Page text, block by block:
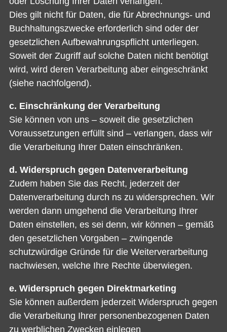
Dies gilt nicht für Daten, die für Abrechnungs- und
Buchhaltungszwecke erforderlich sind oder der
gesetzlichen Aufbewahrungspflicht unterliegen.
Soweit der Zugriff auf solche Daten nicht benötigt
wird, wird deren Verarbeitung aber eingeschränkt
(siehe nachfolgend).
c. Einschränkung der Verarbeitung
Sie können von uns – soweit die gesetzlichen
Voraussetzungen erfüllt sind – verlangen, dass wir
die Verarbeitung Ihrer Daten einschränken.
d. Widerspruch gegen Datenverarbeitung
Zudem haben Sie das Recht, jederzeit der
Datenverarbeitung durch ns zu widersprechen. Wir
werden dann umgehend die Verarbeitung Ihrer
Daten einstellen, es sei denn, wir können – gemäß
den gesetzlichen Vorgaben – zwingende
schutzwürdige Gründe für die Weiterverarbeitung
nachwiesen, welche Ihre Rechte überwiegen.
e. Widerspruch gegen Direktmarketing
Sie können außerdem jederzeit Widerspruch gegen
die Verarbeitung Ihrer personenbezogenen Daten
zu werblichen Zwecken einlegen